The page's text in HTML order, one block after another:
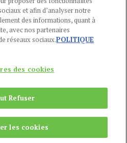
-POLITIQUE DES COOKIES
LÉGALES -AIDE
9h-13h et 14h-17h
Publications Agora
et afin d’analyser notre
des informations, quant à
avec nos partenaires
réseaux sociaux.POLITIQUE
des cookies
Refuser
les cookies